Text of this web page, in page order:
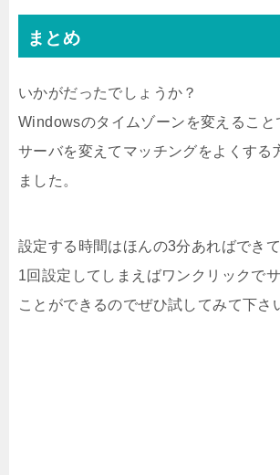
まとめ
いかがだったでしょうか？
Windowsのタイムゾーンを変えること
サーバを変えてマッチングをよくする
ました。
設定する時間はほんの3分あればできて
1回設定してしまえばワンクリックで
ことができるのでぜひ試してみて下さ